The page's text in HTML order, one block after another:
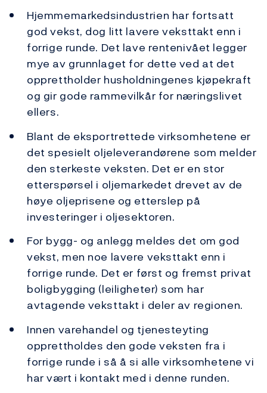
Hjemmemarkedsindustrien har fortsatt
god vekst, dog litt lavere veksttakt enn i
forrige runde. Det lave rentenivået legger
mye av grunnlaget for dette ved at det
opprettholder husholdningenes kjøpekraft
og gir gode rammevilkår for næringslivet
ellers.
Blant de eksportrettede virksomhetene er
det spesielt oljeleverandørene som melder
den sterkeste veksten. Det er en stor
etterspørsel i oljemarkedet drevet av de
høye oljeprisene og etterslep på
investeringer i oljesektoren.
For bygg- og anlegg meldes det om god
vekst, men noe lavere veksttakt enn i
forrige runde. Det er først og fremst privat
boligbygging (leiligheter) som har
avtagende veksttakt i deler av regionen.
Innen varehandel og tjenesteyting
opprettholdes den gode veksten fra i
forrige runde i så å si alle virksomhetene vi
har vært i kontakt med i denne runden.